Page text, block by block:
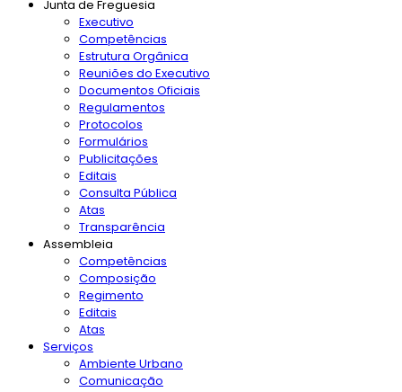
Junta de Freguesia
Executivo
Competências
Estrutura Orgânica
Reuniões do Executivo
Documentos Oficiais
Regulamentos
Protocolos
Formulários
Publicitações
Editais
Consulta Pública
Atas
Transparência
Assembleia
Competências
Composição
Regimento
Editais
Atas
Serviços
Ambiente Urbano
Comunicação